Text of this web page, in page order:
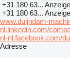
+31 180 63...
+31 180 63...
www.duijndam-
nl.linkedin.com/
nl-nl.facebook.com/
Adresse